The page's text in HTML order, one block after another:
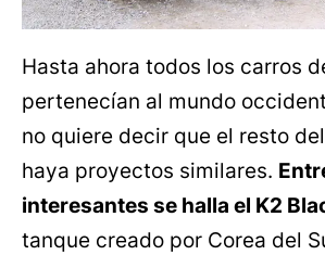
Hasta ahora todos los carros
pertenecían al mundo
no quiere decir que el resto
haya proyectos similares.
interesantes se halla el K2
tanque creado por Corea del